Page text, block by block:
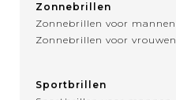
Zonnebrillen
Zonnebrillen voor mannen
Zonnebrillen voor vrouwen
Sportbrillen